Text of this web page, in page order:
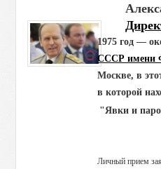
1975 год —
СССР имени
Москве, в
в которой
"Явки и
Личный прием